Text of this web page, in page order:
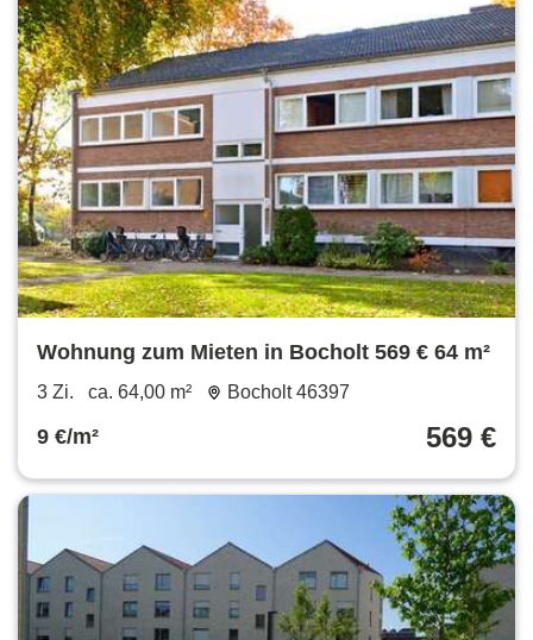
Wohnung zum Mieten in Bocholt 569 € 64 m²
3 Zi. ca. 64,00 m² Bocholt 46397
9 €/m² 569 €